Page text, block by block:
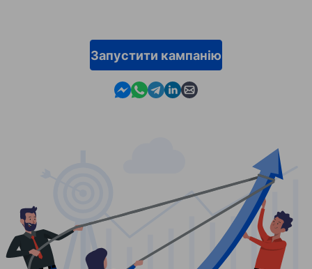
Запустити кампанію
Contact us in Messenger
Contact us in WhatsApp
Contact us in Telegram
Contact us in Linkedin
Contact us by email